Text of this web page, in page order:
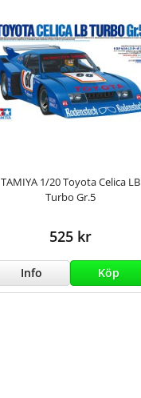
TAMIYA 1/20 Toyota Celica LB
Turbo Gr.5
525 kr
Info Köp